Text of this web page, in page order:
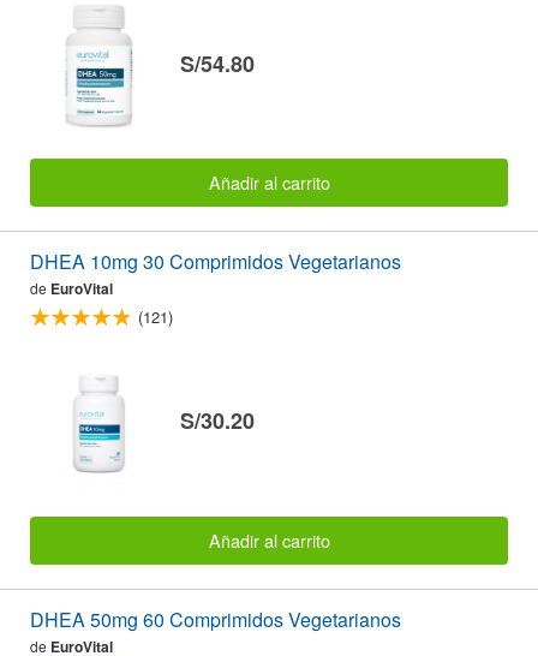
S/54.80
Añadir al carrito
DHEA 10mg 30 Comprimidos Vegetarianos
de EuroVital
(121)
S/30.20
Añadir al carrito
DHEA 50mg 60 Comprimidos Vegetarianos
de EuroVital